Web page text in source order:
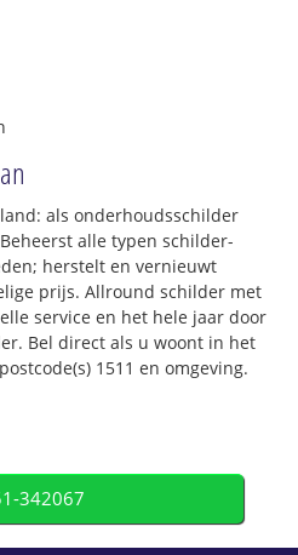
als onderhoudsschilder
alle typen schilder-
herstelt en vernieuwt
prijs. Allround schilder met
service en het hele jaar door
Bel direct als u woont in het
1511 en omgeving.
342067